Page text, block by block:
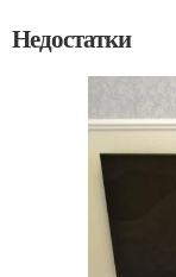
Недостатки